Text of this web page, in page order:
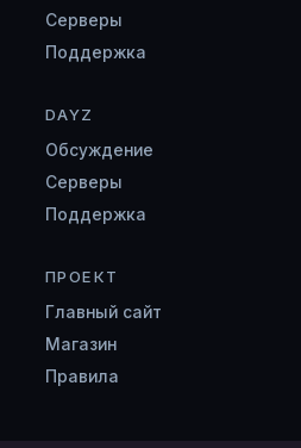
Серверы
Поддержка
DAYZ
Обсуждение
Серверы
Поддержка
ПРОЕКТ
Главный сайт
Магазин
Правила